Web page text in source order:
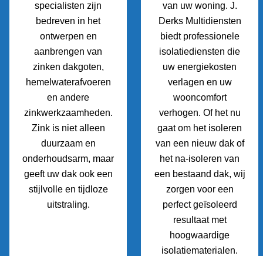
specialisten zijn
bedreven in het
ontwerpen en
aanbrengen van
zinken dakgoten,
hemelwaterafvoeren
en andere
zinkwerkzaamheden.
Zink is niet alleen
duurzaam en
onderhoudsarm, maar
geeft uw dak ook een
stijlvolle en tijdloze
uitstraling.
van uw woning. J.
Derks Multidiensten
biedt professionele
isolatiediensten die
uw energiekosten
verlagen en uw
wooncomfort
verhogen. Of het nu
gaat om het isoleren
van een nieuw dak of
het na-isoleren van
een bestaand dak, wij
zorgen voor een
perfect geïsoleerd
resultaat met
hoogwaardige
isolatiematerialen.